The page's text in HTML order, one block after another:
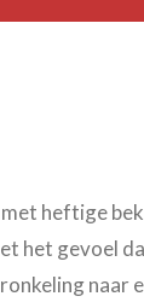
heftige
het gevoel